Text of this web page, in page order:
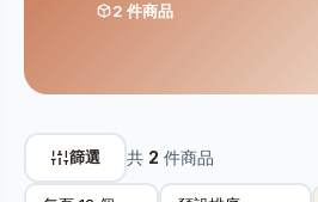
2 件商品
篩選 共 2 件商品